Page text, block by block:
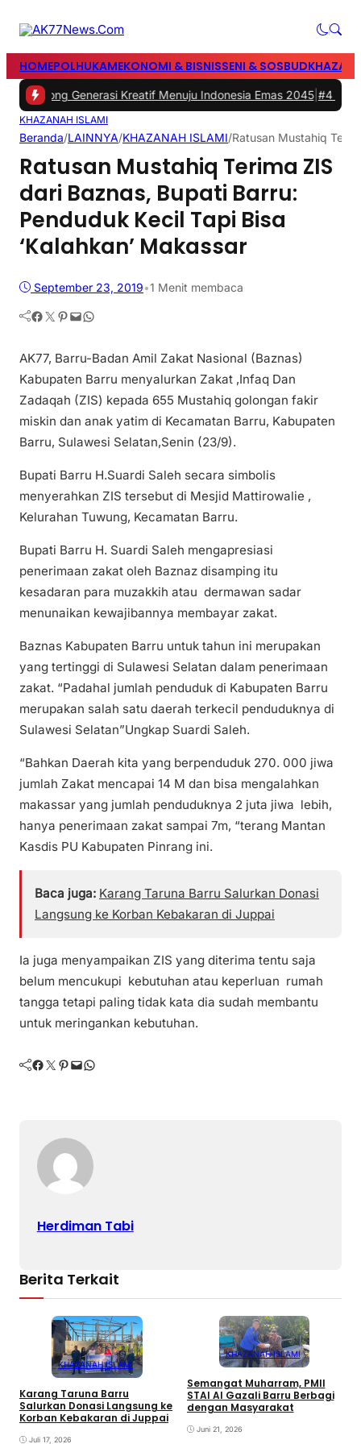
HOMEPOLHUKAMEKONOMI & BISNISSENI & SOSBUD
Generasi Kreatif Menuju Indonesia Emas 2045|#4 -HUT
KHAZANAH ISLAMI
Beranda/LAINNYA/KHAZANAH ISLAMI/Ratusan Mustahiq
Ratusan Mustahiq Terima ZIS
dari Baznas, Bupati Barru:
Penduduk Kecil Tapi Bisa
‘Kalahkan’ Makassar
September 23, 2019•1 Menit membaca
Facebook Twitter Pinterest Mail WhatsApp
AK77, Barru-Badan Amil Zakat Nasional (Baznas)
Kabupaten Barru menyalurkan Zakat ,Infaq Dan
Zadaqah (ZIS) kepada 655 Mustahiq golongan fakir
miskin dan anak yatim di Kecamatan Barru, Kabupaten
Barru, Sulawesi Selatan,Senin (23/9).
Bupati Barru H.Suardi Saleh secara simbolis
menyerahkan ZIS tersebut di Mesjid Mattirowalie ,
Kelurahan Tuwung, Kecamatan Barru.
Bupati Barru H. Suardi Saleh mengapresiasi
penerimaan zakat oleh Baznaz disamping itu
kesadaran para muzakkih atau dermawan sadar
menunaikan kewajibannya membayar zakat.
Baznas Kabupaten Barru untuk tahun ini merupakan
yang tertinggi di Sulawesi Selatan dalam penerimaan
zakat. “Padahal jumlah penduduk di Kabupaten Barru
merupakan salah satu daerah terkecil penduduknya di
Sulawesi Selatan”Ungkap Suardi Saleh.
“Bahkan Daerah kita yang berpenduduk 270. 000 jiwa
jumlah Zakat mencapai 14 M dan bisa mengalahkan
makassar yang jumlah penduduknya 2 juta jiwa lebih,
hanya penerimaan zakat sampai 7m, “terang Mantan
Kasdis PU Kabupaten Pinrang ini.
Baca juga: Karang Taruna Barru Salurkan Donasi
Langsung ke Korban Kebakaran di Juppai
Ia juga menyampaikan ZIS yang diterima tentu saja
belum mencukupi kebutuhan atau keperluan rumah
tangga tetapi paling tidak kata dia sudah membantu
untuk meringankan kebutuhan.
Facebook Twitter Pinterest Mail WhatsApp
Herdiman Tabi
Berita Terkait
KHAZANAH ISLAMI
Karang Taruna Barru
Salurkan Donasi Langsung ke
Korban Kebakaran di Juppai
Juli 17, 2026
KHAZANAH ISLAMI
Semangat Muharram, PMII
STAI Al Gazali Barru Berbagi
dengan Masyarakat
Juni 21, 2026